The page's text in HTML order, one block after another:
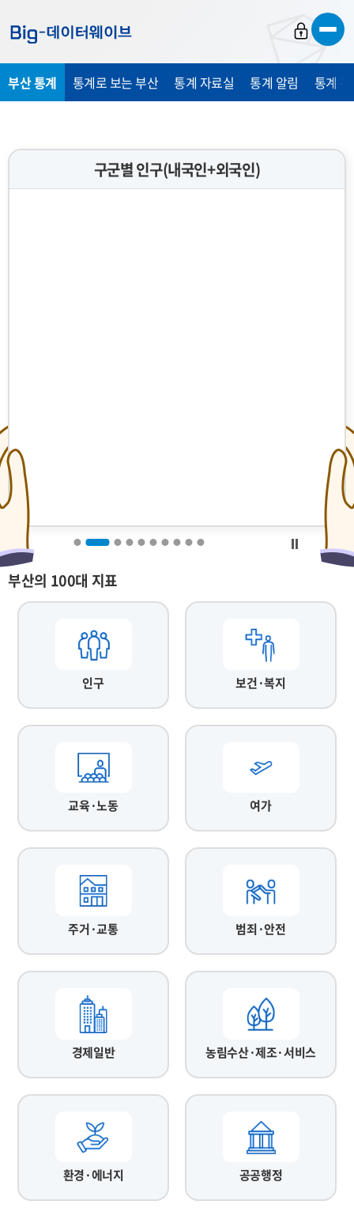
가
가
가
부산 통계 통계로 보는 부산 통계 자료실 통계 알림 통계
구군별 인구(내국인+외국인)
부산의 100대 지표
인구 보건·복지
교육·노동 여가
주거·교통 범죄·안전
경제일반 농림수산·제조·서비스
환경·에너지 공공행정